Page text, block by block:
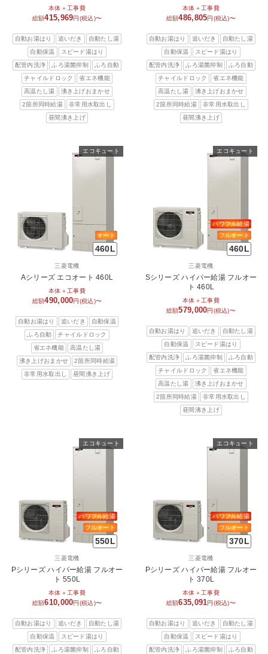
本体＋工事費
総額415,969円(税込)〜
自動お湯はり 追いだき
自動たし湯
自動保温
スピード湯はり
配管内洗浄
ふろ湯菌抑制
ふろ自動
チャイルドロック
省エネ機能
高温たし湯
沸き上げおまかせ
2箇所同時給湯
非常用水取出し
昼間沸き上げ
本体＋工事費
総額486,805円(税込)〜
自動お湯はり 追いだき
自動たし湯
自動保温
スピード湯はり
配管内洗浄
ふろ湯菌抑制
ふろ自動
チャイルドロック
省エネ機能
高温たし湯
沸き上げおまかせ
2箇所同時給湯
非常用水取出し
昼間沸き上げ
オート
460L
三菱電機
Aシリーズ エコオート 460L
本体＋工事費
総額490,000円(税込)〜
自動お湯はり 追いだき
自動保温
ふろ自動
チャイルドロック
省エネ機能
高温たし湯
沸き上げおまかせ
2箇所同時給湯
非常用水取出し
昼間沸き上げ
エコキュート
パワフル給湯
フルオート
460L
三菱電機
Sシリーズ ハイパー給湯 フルオー
ト 460L
本体＋工事費
総額579,000円(税込)〜
自動お湯はり 追いだき
自動たし湯
自動保温
スピード湯はり
配管内洗浄
ふろ湯菌抑制
ふろ自動
チャイルドロック
省エネ機能
高温たし湯
沸き上げおまかせ
2箇所同時給湯
非常用水取出し
昼間沸き上げ
エコキュート
パワフル給湯
フルオート
550L
三菱電機
Pシリーズ ハイパー給湯 フルオー
ト 550L
本体＋工事費
総額610,000円(税込)〜
自動お湯はり 追いだき
自動たし湯
自動保温
スピード湯はり
配管内洗浄
ふろ湯菌抑制
ふろ自動
エコキュート
パワフル給湯
フルオート
370L
三菱電機
Pシリーズ ハイパー給湯 フルオー
ト 370L
本体＋工事費
総額635,091円(税込)〜
自動お湯はり 追いだき
自動たし湯
自動保温
スピード湯はり
配管内洗浄
ふろ湯菌抑制
ふろ自動
エコキュート